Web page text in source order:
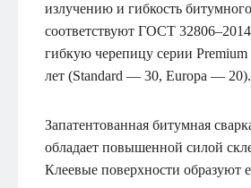
излучению и гибкость
соответствуют ГОСТ
гибкую черепицу серии Premium
лет (Standard — 30, Europa — 20).
Запатентованная битумная
обладает повышенной силой
Клеевые поверхности образуют